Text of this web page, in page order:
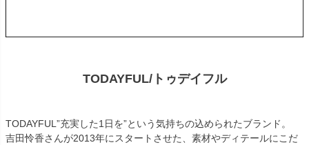
TODAYFUL/トゥデイフル
TODAYFUL”充実した1日を”という気持ちの込められたブランド。
吉田怜香さんが2013年にスタートさせた、素材やディテールにこだ